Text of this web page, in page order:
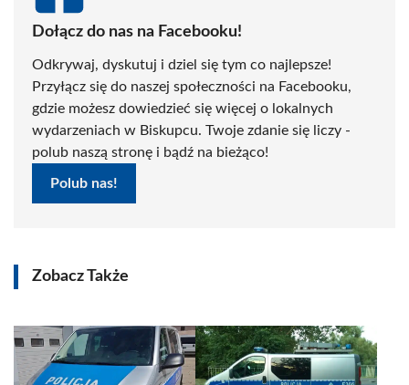
Dołącz do nas na Facebooku!
Odkrywaj, dyskutuj i dziel się tym co najlepsze!
Przyłącz się do naszej społeczności na Facebooku,
gdzie możesz dowiedzieć się więcej o lokalnych
wydarzeniach w Biskupcu. Twoje zdanie się liczy -
polub naszą stronę i bądź na bieżąco!
Polub nas!
Zobacz Także